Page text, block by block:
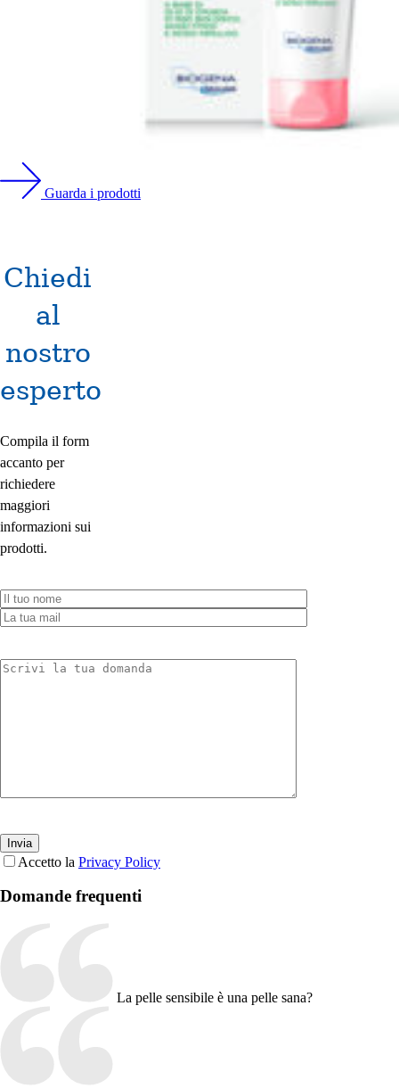
Guarda i prodotti
Chiedi
al
nostro
esperto
Compila il form
accanto per
richiedere
maggiori
informazioni sui
prodotti.
Accetto la Privacy Policy
Domande frequenti
La pelle sensibile è una pelle sana?